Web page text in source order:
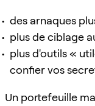
des arnaques
plus de ciblage
plus d'outils «
confier vos
Un portefeuille